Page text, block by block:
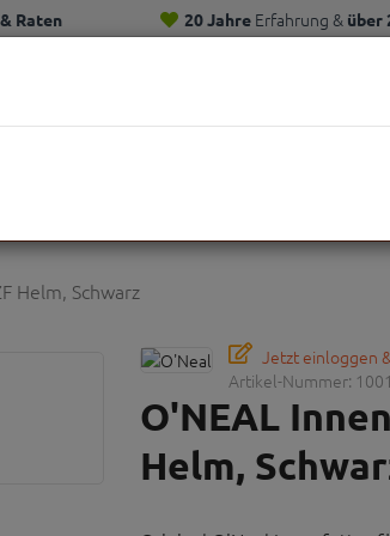
Raten 20 JahreErfahrung & über
Kunden
Helm, Schwarz
Jetzt einloggen
Artikel-Nummer:
O'NEAL
Helm,